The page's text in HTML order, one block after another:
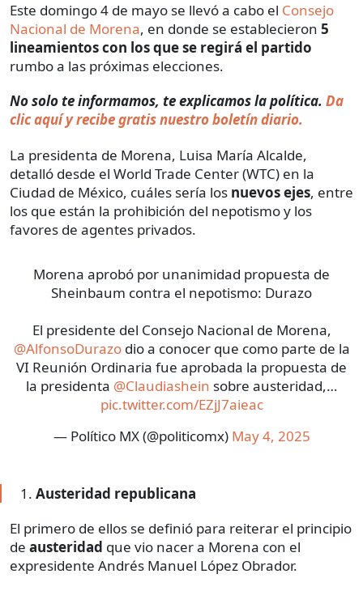
Este domingo 4 de mayo se llevó a cabo el Consejo
Nacional de Morena, en donde se establecieron 5
lineamientos con los que se regirá el partido
rumbo a las próximas elecciones.
No solo te informamos, te explicamos la política. Da
clic aquí y recibe gratis nuestro boletín diario.
La presidenta de Morena, Luisa María Alcalde,
detalló desde el World Trade Center (WTC) en la
Ciudad de México, cuáles sería los nuevos ejes, entre
los que están la prohibición del nepotismo y los
favores de agentes privados.
Morena aprobó por unanimidad propuesta de
Sheinbaum contra el nepotismo: Durazo
El presidente del Consejo Nacional de Morena,
@AlfonsoDurazodio a conocer que como parte de la
VI Reunión Ordinaria fue aprobada la propuesta de
la presidenta @Claudiashein sobre austeridad,…
pic.twitter.com/EZjJ7aieac
— Político MX (@politicomx) May 4, 2025
Austeridad republicana
El primero de ellos se definió para reiterar el principio
de austeridad que vio nacer a Morena con el
expresidente Andrés Manuel López Obrador.